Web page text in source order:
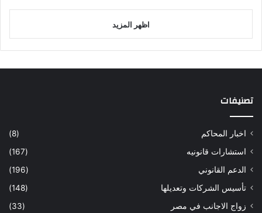
اظهر المزيد
تصنيفات
اخبار المحاكم
(8)
استشارات قانونيه
(167)
الدعم القانوني
(196)
تأسيس الشركات وتعديلها
(148)
زواج الاجانب في مصر
(33)